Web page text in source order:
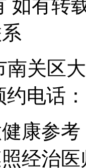
如有转
南关区
电话
康参
经治医